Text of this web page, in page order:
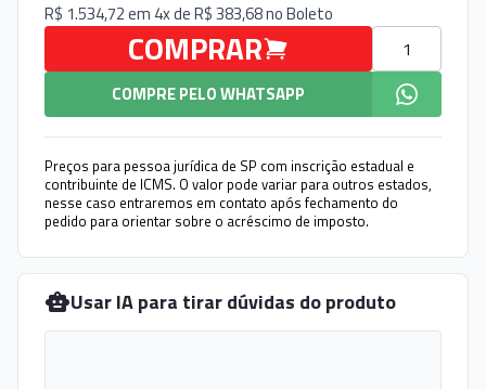
R$ 1.534,72 em 4x de R$ 383,68 noBoleto
COMPRAR
Quantidade
COMPRE PELO WHATSAPP
Preços para pessoa jurídica de SP com inscrição estadual e
contribuinte de ICMS. O valor pode variar para outros estados,
nesse caso entraremos em contato após fechamento do
pedido para orientar sobre o acréscimo de imposto.
Usar IA para tirar dúvidas do produto